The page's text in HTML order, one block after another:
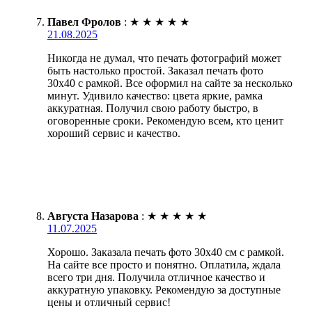
Павел Фролов : ★ ★ ★ ★ ★
21.08.2025
Никогда не думал, что печать фотографий может
быть настолько простой. Заказал печать фото
30х40 с рамкой. Все оформил на сайте за несколько
минут. Удивило качество: цвета яркие, рамка
аккуратная. Получил свою работу быстро, в
оговоренные сроки. Рекомендую всем, кто ценит
хороший сервис и качество.
Августа Назарова : ★ ★ ★ ★ ★
11.07.2025
Хорошо. Заказала печать фото 30х40 см с рамкой.
На сайте все просто и понятно. Оплатила, ждала
всего три дня. Получила отличное качество и
аккуратную упаковку. Рекомендую за доступные
цены и отличный сервис!